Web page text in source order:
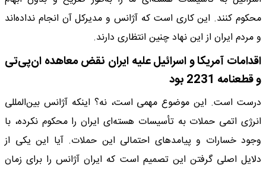
محکوم کنند. این کاری است که آژانس و مدیرکل آن انجام نداده‌اند
و مردم ایران از این نهاد چنین انتظاری دارند.
اقدامات آمریکا و اسرائیل علیه ایران نقض معاهده ان‌پی‌تی
و قطعنامه 2231 بود
درست است. این موضوع مهمی است، نه؟ اینکه آژانس بین‌المللی
انرژی اتمی حملات به تأسیسات هسته‌ای ایران را محکوم نکرده، با
وجود خسارات و پیامدهای احتمالی این حملات. آیا این یکی از
دلایل اصلی گرفتن این تصمیم است که ایران آژانس را برای زمان